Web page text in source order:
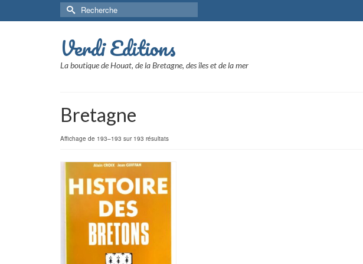
Rechercher :
Verdi Editions
La boutique de Houat, de la Bretagne, des îles et de la mer
Bretagne
Affichage de 193–193 sur 193 résultats